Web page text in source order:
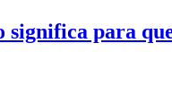
significa para